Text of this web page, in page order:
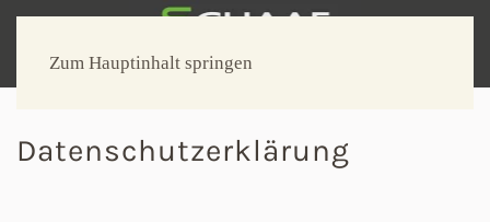
Zum Hauptinhalt springen
Datenschutzerklärung